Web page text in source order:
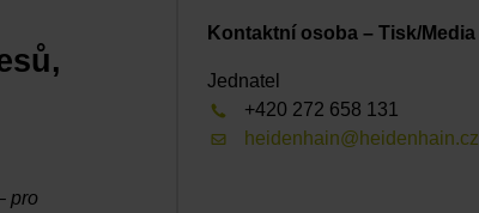
pro
Kontaktní osoba – Tisk/Media
Jednatel
+420 272 658 131
heidenhain@heidenhain.cz